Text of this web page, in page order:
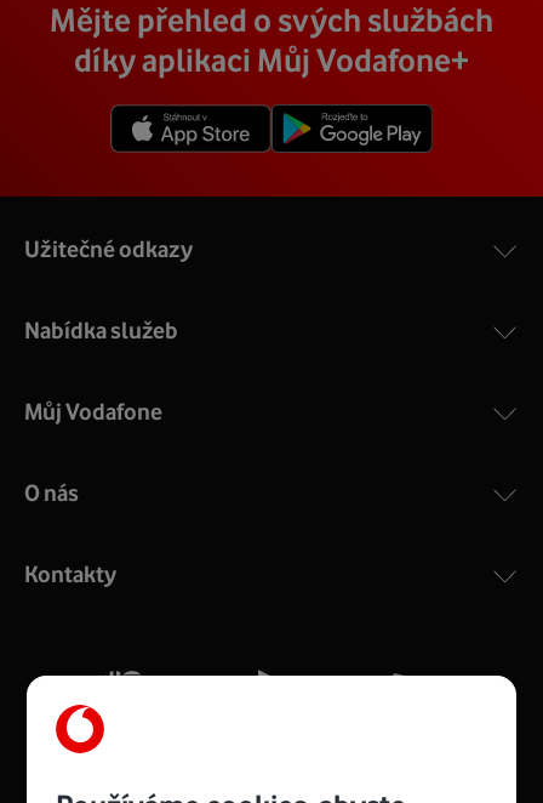
Mějte přehled o svých službách
díky aplikaci Můj Vodafone+
Užitečné odkazy
Nabídka služeb
Můj Vodafone
O nás
Kontakty